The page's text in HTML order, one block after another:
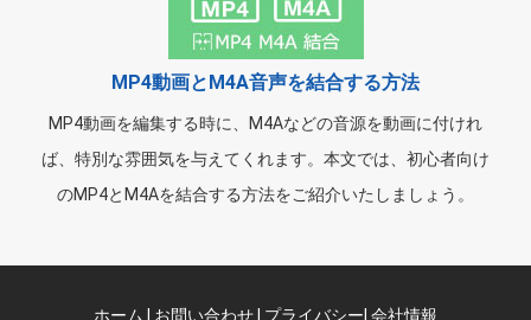
MP4動画とM4A音声を結合する方法
MP4動画を編集する時に、M4Aなどの音源を動画に付けれ
ば、特別な雰囲気を与えてくれます。本文では、初心者向け
のMP4とM4Aを結合する方法をご紹介いたしましょう。
ホーム お問い合わせ プライバシー 会社情報